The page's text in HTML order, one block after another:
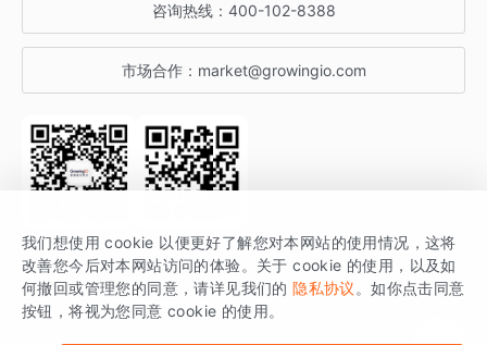
增长博客
开发者文档
SDK 文档
场景指南
增长大会
行业活动
咨询热线： 400-102-8388
市场合作： market@growingio.com
关注公众号 获取更多干货
GrowingIO 是专注于数据智能分析与增长的品牌，核心平台为 GrowingIO
分析云。
我们想使用 cookie 以便更好了解您对本网站的使用情况，这将
改善您今后对本网站访问的体验。关于 cookie 的使用，以及如
何撤回或管理您的同意，请详见我们的 隐私协议 。如你点击同意
按钮，将视为您同意 cookie 的使用。